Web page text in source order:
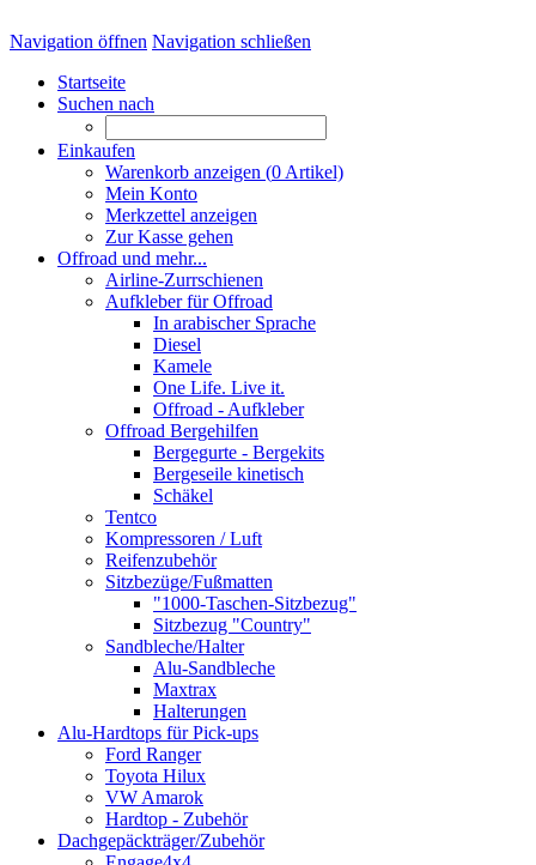
Navigation öffnen Navigation schließen
Startseite
Suchen nach
Einkaufen
Warenkorb anzeigen (0 Artikel)
Mein Konto
Merkzettel anzeigen
Zur Kasse gehen
Offroad und mehr...
Airline-Zurrschienen
Aufkleber für Offroad
In arabischer Sprache
Diesel
Kamele
One Life. Live it.
Offroad - Aufkleber
Offroad Bergehilfen
Bergegurte - Bergekits
Bergeseile kinetisch
Schäkel
Tentco
Kompressoren / Luft
Reifenzubehör
Sitzbezüge/Fußmatten
"1000-Taschen-Sitzbezug"
Sitzbezug "Country"
Sandbleche/Halter
Alu-Sandbleche
Maxtrax
Halterungen
Alu-Hardtops für Pick-ups
Ford Ranger
Toyota Hilux
VW Amarok
Hardtop - Zubehör
Dachgepäckträger/Zubehör